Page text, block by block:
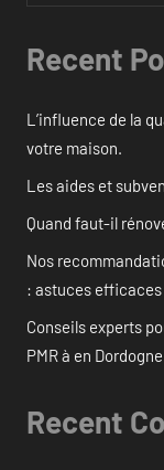
Recent
L’influence de la
votre maison.
Les aides et
Quand faut-il
Nos
: astuces efficaces
Conseils experts
PMR à en
Recent